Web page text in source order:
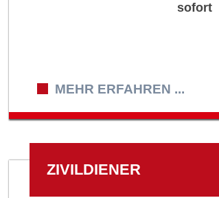
sofort
MEHR ERFAHREN ...
ZIVILDIENER